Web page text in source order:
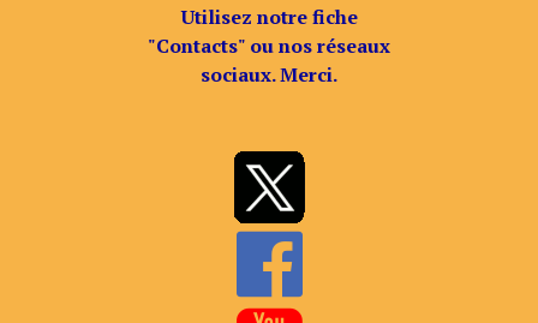
Utilisez notre fiche
"Contacts" ou nos réseaux
sociaux. Merci.
